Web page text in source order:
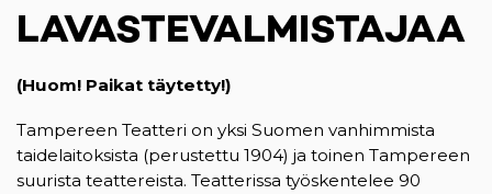
LAVASTEVALMISTAJAA
(Huom! Paikat täytetty!)
Tampereen Teatteri on yksi Suomen vanhimmista
taidelaitoksista (perustettu 1904) ja toinen Tampereen
suurista teattereista. Teatterissa työskentelee 90